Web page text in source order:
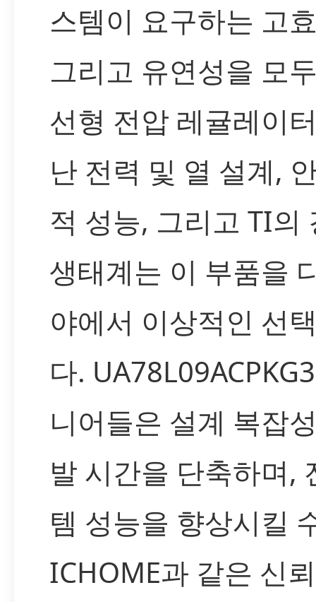
스템이 요구하는 고
그리고 유연성을 모
선형 전압 레귤레이
난 전력 및 열 설계,
적 성능, 그리고 TI의
생태계는 이 부품을
야에서 이상적인 선
다.
니어들은 설계 복잡
발 시간을 단축하며,
템 성능을 향상시킬
ICHOME과 같은 신